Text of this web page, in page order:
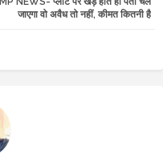
ats
जाएगा वो अवैध तो नहीं, कीमत कितनी है